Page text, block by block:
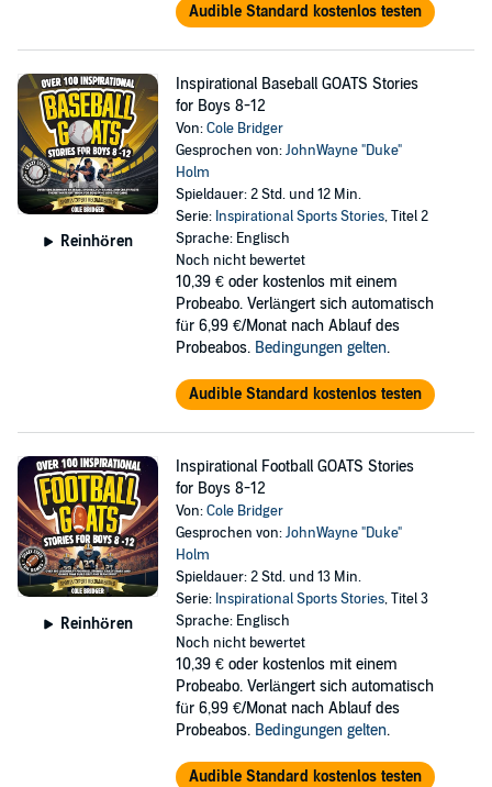
Audible Standard kostenlos testen
Reinhören
Inspirational Baseball GOATS Stories
for Boys 8-12
Von:Cole Bridger
Gesprochen von:JohnWayne "Duke"
Holm
Spieldauer: 2 Std. und 12 Min.
Serie: Inspirational Sports Stories, Titel 2
Sprache: Englisch
Noch nicht bewertet
10,39 € oder kostenlos mit einem
Probeabo. Verlängert sich automatisch
für 6,99 €/Monat nach Ablauf des
Probeabos. Bedingungen gelten.
Audible Standard kostenlos testen
Reinhören
Inspirational Football GOATS Stories
for Boys 8-12
Von:Cole Bridger
Gesprochen von:JohnWayne "Duke"
Holm
Spieldauer: 2 Std. und 13 Min.
Serie: Inspirational Sports Stories, Titel 3
Sprache: Englisch
Noch nicht bewertet
10,39 € oder kostenlos mit einem
Probeabo. Verlängert sich automatisch
für 6,99 €/Monat nach Ablauf des
Probeabos. Bedingungen gelten.
Audible Standard kostenlos testen